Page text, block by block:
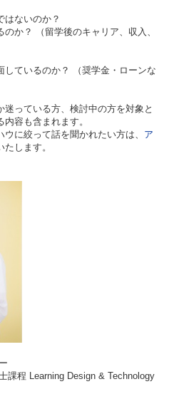
はないのか？
か？ （留学後のキャリア、収入、
しているのか？ （奨学金・ローンな
っている方、検討中の方を対象と
容も含まれます。
に絞って話を聞かれたい方は、 ア
たします。
課程 Learning Design & Technology